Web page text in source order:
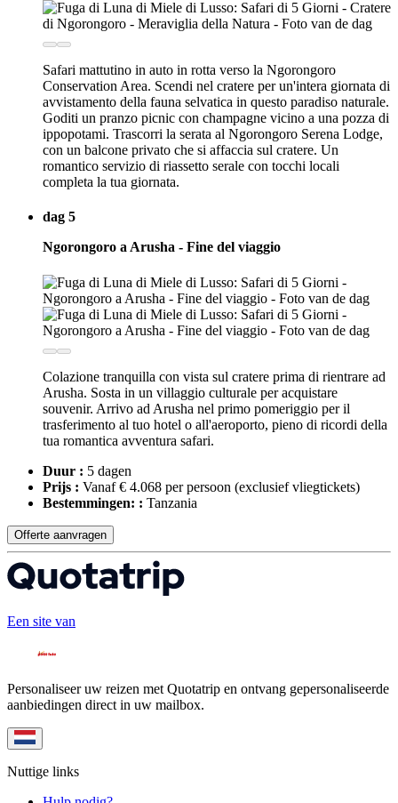
Safari mattutino in auto in rotta verso la Ngorongoro
Conservation Area. Scendi nel cratere per un'intera giornata di
avvistamento della fauna selvatica in questo paradiso naturale.
Goditi un pranzo picnic con champagne vicino a una pozza di
ippopotami. Trascorri la serata al Ngorongoro Serena Lodge,
con un balcone privato che si affaccia sul cratere. Un
romantico servizio di riassetto serale con tocchi locali
completa la tua giornata.
dag 5
Ngorongoro a Arusha - Fine del viaggio
Colazione tranquilla con vista sul cratere prima di rientrare ad
Arusha. Sosta in un villaggio culturale per acquistare
souvenir. Arrivo ad Arusha nel primo pomeriggio per il
trasferimento al tuo hotel o all'aeroporto, pieno di ricordi della
tua romantica avventura safari.
Duur : 5 dagen
Prijs : Vanaf € 4.068 per persoon (exclusief vliegtickets)
Bestemmingen: : Tanzania
Offerte aanvragen
Een site van
Personaliseer uw reizen met Quotatrip en ontvang gepersonaliseerde
aanbiedingen direct in uw mailbox.
Nuttige links